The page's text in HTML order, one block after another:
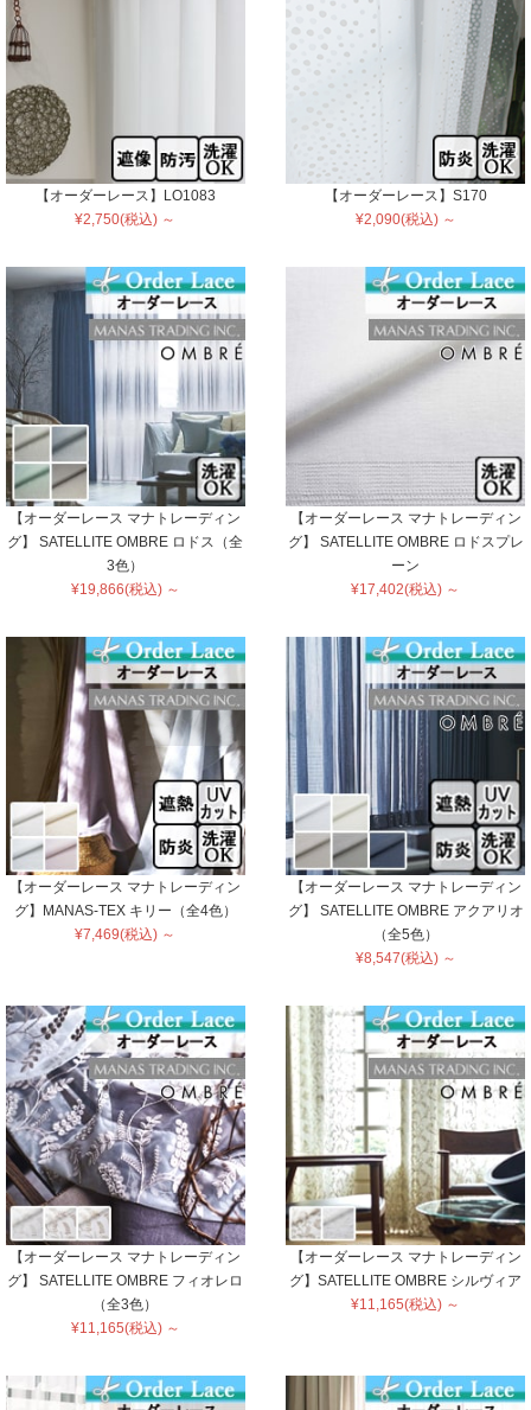
【オーダーレース】LO1083
¥2,750(税込) ～
【オーダーレース】S170
¥2,090(税込) ～
【オーダーレース マナトレーディン
グ】 SATELLITE OMBRE ロドス（全
3色）
¥19,866(税込) ～
【オーダーレース マナトレーディン
グ】 SATELLITE OMBRE ロドスプレ
ーン
¥17,402(税込) ～
【オーダーレース マナトレーディン
グ】MANAS-TEX キリー（全4色）
¥7,469(税込) ～
【オーダーレース マナトレーディン
グ】 SATELLITE OMBRE アクアリオ
（全5色）
¥8,547(税込) ～
【オーダーレース マナトレーディン
グ】 SATELLITE OMBRE フィオレロ
（全3色）
¥11,165(税込) ～
【オーダーレース マナトレーディン
グ】SATELLITE OMBRE シルヴィア
¥11,165(税込) ～